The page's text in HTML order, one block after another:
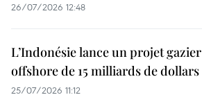
26/07/2026 12:48
L’Indonésie lance un projet gazier
offshore de 15 milliards de dollars
25/07/2026 11:12